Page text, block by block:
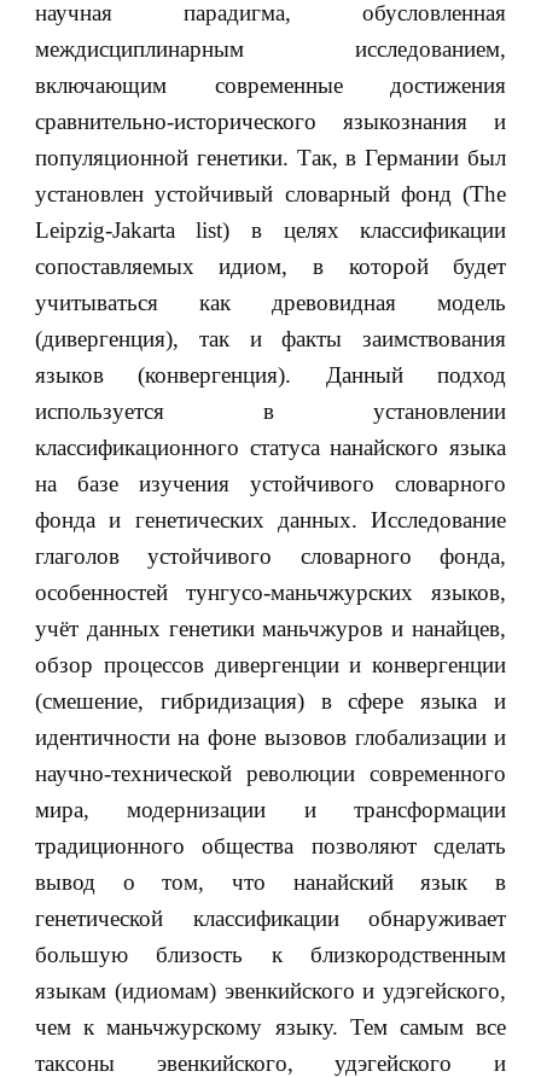
научная парадигма, обусловленная
междисциплинарным исследованием,
включающим современные достижения
сравнительно-исторического языкознания и
популяционной генетики. Так, в Германии был
установлен устойчивый словарный фонд (The
Leipzig-Jakarta list) в целях классификации
сопоставляемых идиом, в которой будет
учитываться как древовидная модель
(дивергенция), так и факты заимствования
языков (конвергенция). Данный подход
используется в установлении
классификационного статуса нанайского языка
на базе изучения устойчивого словарного
фонда и генетических данных. Исследование
глаголов устойчивого словарного фонда,
особенностей тунгусо-маньчжурских языков,
учёт данных генетики маньчжуров и нанайцев,
обзор процессов дивергенции и конвергенции
(смешение, гибридизация) в сфере языка и
идентичности на фоне вызовов глобализации и
научно-технической революции современного
мира, модернизации и трансформации
традиционного общества позволяют сделать
вывод о том, что нанайский язык в
генетической классификации обнаруживает
большую близость к близкородственным
языкам (идиомам) эвенкийского и удэгейского,
чем к маньчжурскому языку. Тем самым все
таксоны эвенкийского, удэгейского и